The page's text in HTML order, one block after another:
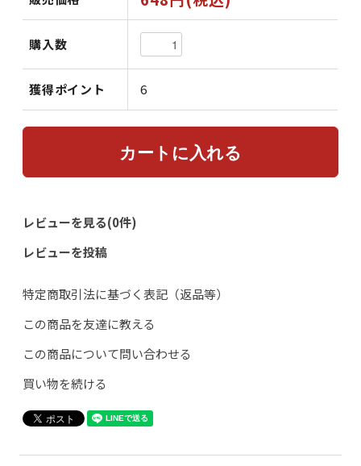
購入数
獲得ポイント 6
レビューを見る(0件)
レビューを投稿
特定商取引法に基づく表記（返品等）
この商品を友達に教える
この商品について問い合わせる
買い物を続ける